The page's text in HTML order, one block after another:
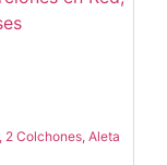
Colchones, Aleta